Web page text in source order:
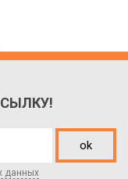
ok
данных